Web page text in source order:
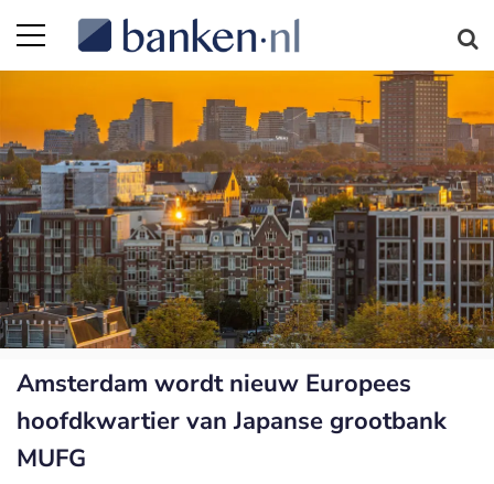
Amsterdam wordt nieuw Europees
hoofdkwartier van Japanse grootbank
MUFG